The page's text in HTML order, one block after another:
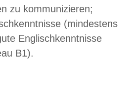
zu kommunizieren;
(mindestens
Englischkenntnisse
B1).